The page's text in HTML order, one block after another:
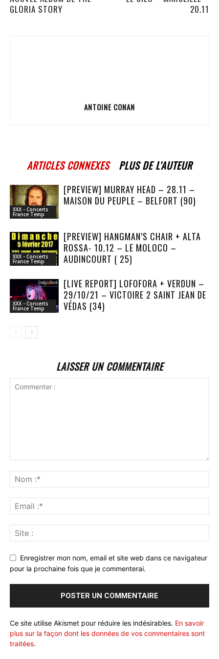
GLORIA STORY
20.11
ANTOINE CONAN
ARTICLES CONNEXES PLUS DE L'AUTEUR
XXX - Concerts
France Temp
[PREVIEW] MURRAY HEAD – 28.11 –
MAISON DU PEUPLE – BELFORT (90)
XXX - Concerts
France Temp
[PREVIEW] HANGMAN’S CHAIR + ALTA
ROSSA- 10.12 – LE MOLOCO –
AUDINCOURT ( 25)
XXX - Concerts
France Temp
[LIVE REPORT] LOFOFORA + VERDUN –
29/10/21 – VICTOIRE 2 SAINT JEAN DE
VÉDAS (34)
LAISSER UN COMMENTAIRE
Enregistrer mon nom, email et site web dans ce navigateur
pour la prochaine fois que je commenterai.
Ce site utilise Akismet pour réduire les indésirables. En savoir
plus sur la façon dont les données de vos commentaires sont
traitées.